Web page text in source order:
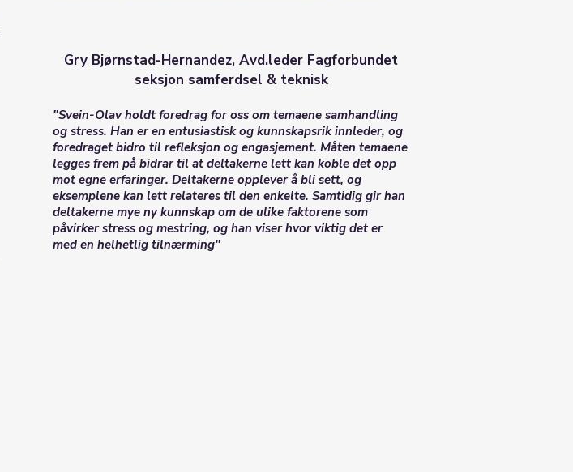
Gry Bjørnstad-Hernandez, Avd.leder Fagforbundet
seksjon samferdsel & teknisk
"Svein-Olav holdt foredrag for oss om temaene samhandling
og stress. Han er en entusiastisk og kunnskapsrik innleder, og
foredraget bidro til refleksjon og engasjement. Måten temaene
legges frem på bidrar til at deltakerne lett kan koble det opp
mot egne erfaringer. Deltakerne opplever å bli sett, og
eksemplene kan lett relateres til den enkelte. Samtidig gir han
deltakerne mye ny kunnskap om de ulike faktorene som
påvirker stress og mestring, og han viser hvor viktig det er
med en helhetlig tilnærming"